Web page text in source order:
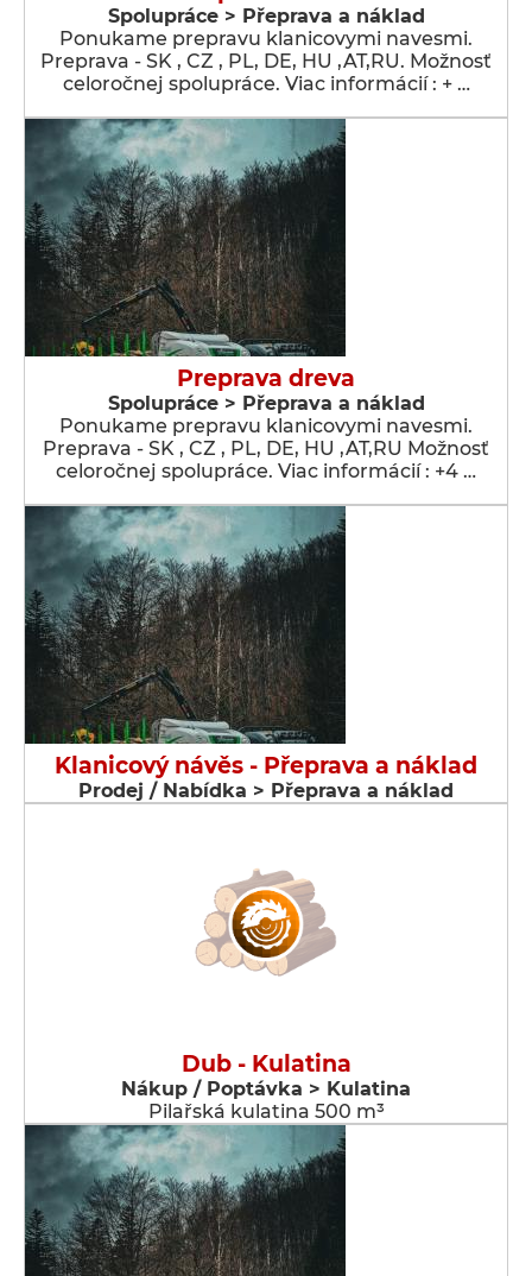
Spolupráce > Přeprava a náklad
Ponukame prepravu klanicovymi navesmi.
Preprava - SK , CZ , PL, DE, HU ,AT,RU. Možnosť
celoročnej spolupráce. Viac informácií : + …
Preprava dreva
Spolupráce > Přeprava a náklad
Ponukame prepravu klanicovymi navesmi.
Preprava - SK , CZ , PL, DE, HU ,AT,RU Možnosť
celoročnej spolupráce. Viac informácií : +4 …
Klanicový návěs - Přeprava a náklad
Prodej / Nabídka > Přeprava a náklad
Dub - Kulatina
Nákup / Poptávka > Kulatina
Pilařská kulatina 500 m³